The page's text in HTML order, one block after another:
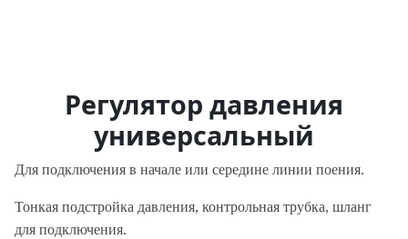
Регулятор давления
универсальный
Для подключения в начале или середине линии поения.
Тонкая подстройка давления, контрольная трубка, шланг
для подключения.